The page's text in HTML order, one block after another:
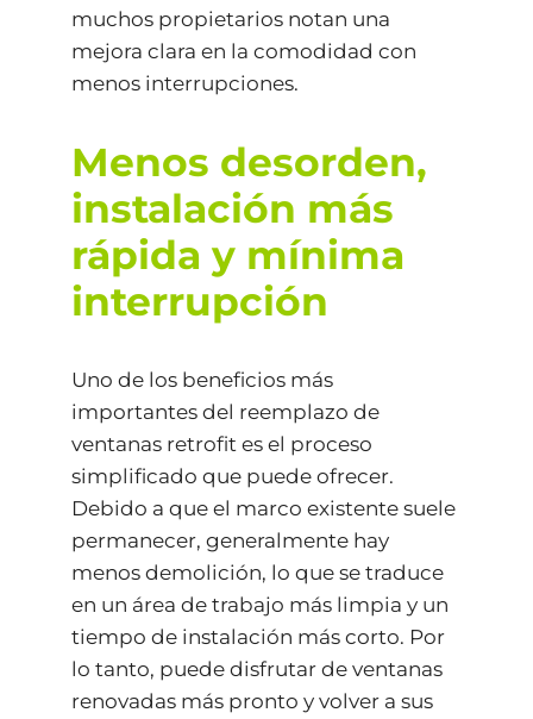
muchos propietarios notan una
mejora clara en la comodidad con
menos interrupciones.
Menos desorden,
instalación más
rápida y mínima
interrupción
Uno de los beneficios más
importantes del reemplazo de
ventanas retrofit es el proceso
simplificado que puede ofrecer.
Debido a que el marco existente suele
permanecer, generalmente hay
menos demolición, lo que se traduce
en un área de trabajo más limpia y un
tiempo de instalación más corto. Por
lo tanto, puede disfrutar de ventanas
renovadas más pronto y volver a sus